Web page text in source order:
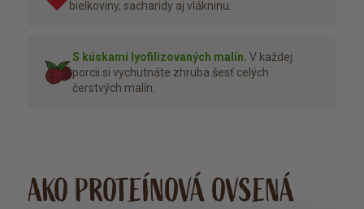
bielkoviny, sacharidy aj vlákninu.
S kúskami lyofilizovaných malín. V každej
porcii si vychutnáte zhruba šesť celých
čerstvých malín.
AKO PROTEÍNOVÁ OVSENÁ